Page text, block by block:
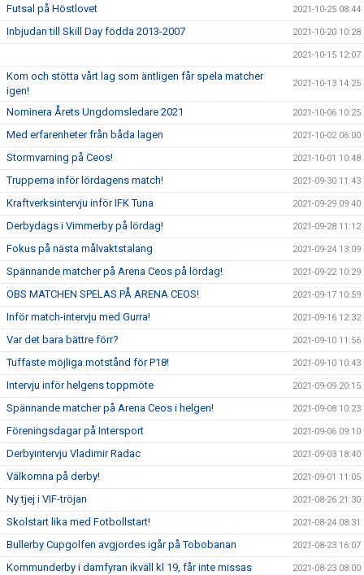
Futsal på Höstlovet 2021-10-25 08:44
Inbjudan till Skill Day födda 2013-2007 2021-10-20 10:28
2021-10-15 12:07
Kom och stötta vårt lag som äntligen får spela matcher
igen!
2021-10-13 14:25
Nominera Årets Ungdomsledare 2021 2021-10-06 10:25
Med erfarenheter från båda lagen 2021-10-02 06:00
Stormvarning på Ceos! 2021-10-01 10:48
Trupperna inför lördagens match! 2021-09-30 11:43
Kraftverksintervju inför IFK Tuna 2021-09-29 09:40
Derbydags i Vimmerby på lördag! 2021-09-28 11:12
Fokus på nästa målvaktstalang 2021-09-24 13:09
Spännande matcher på Arena Ceos på lördag! 2021-09-22 10:29
OBS MATCHEN SPELAS PÅ ARENA CEOS! 2021-09-17 10:59
Inför match-intervju med Gurra! 2021-09-16 12:32
Var det bara bättre förr? 2021-09-10 11:56
Tuffaste möjliga motstånd för P18! 2021-09-10 10:43
Intervju inför helgens toppmöte 2021-09-09 20:15
Spännande matcher på Arena Ceos i helgen! 2021-09-08 10:23
Föreningsdagar på Intersport 2021-09-06 09:10
Derbyintervju Vladimir Radac 2021-09-03 18:40
Välkomna på derby! 2021-09-01 11:05
Ny tjej i VIF-tröjan 2021-08-26 21:30
Skolstart lika med Fotbollstart! 2021-08-24 08:31
Bullerby Cupgolfen avgjordes igår på Tobobanan 2021-08-23 16:07
Kommunderby i damfyran ikväll kl 19, får inte missas 2021-08-23 08:00